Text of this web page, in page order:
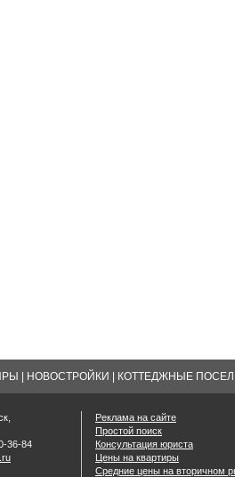
НОВОСТРОЙКИ КОТТЕДЖНЫЕ
36-84
Реклама на сайте
Простой поиск
Консультация юриста
Цены на квартиры
Средние цены на вторичном